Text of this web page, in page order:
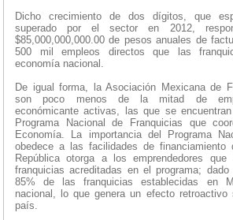
Dicho crecimiento de dos dígitos, que
superado por el sector en 2012,
$85,000,000,000.00 de pesos anuales de
500 mil empleos directos que las
economía nacional.
De igual forma, la Asociación Mexicana de
son poco menos de la mitad de
económicante activas, las que se
Programa Nacional de Franquicias que
Economía. La importancia del Programa
obedece a las facilidades de
República otorga a los emprendedores
franquicias acreditadas en el programa;
85% de las franquicias establecidas en
nacional, lo que genera un efecto retroactivo
país.